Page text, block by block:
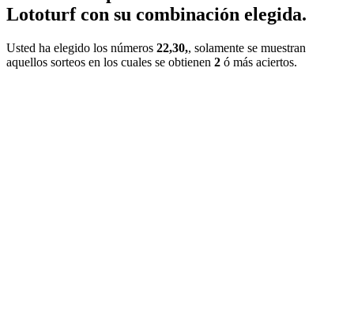
Lototurf con su combinación elegida.
Usted ha elegido los números 22,30,, solamente se muestran
aquellos sorteos en los cuales se obtienen 2 ó más aciertos.